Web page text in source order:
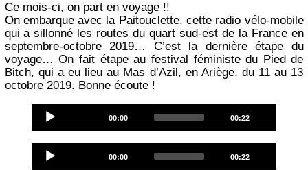
Ce mois-ci, on part en voyage !!
On embarque avec la Paitouclette, cette radio vélo-mobile
qui a sillonné les routes du quart sud-est de la France en
septembre-octobre 2019… C’est la dernière étape du
voyage… On fait étape au festival féministe du Pied de
Bitch, qui a eu lieu au Mas d’Azil, en Ariège, du 11 au 13
octobre 2019. Bonne écoute !
Player
Current
00:00
Total
00:22
Player
Current
00:00
Total
00:22